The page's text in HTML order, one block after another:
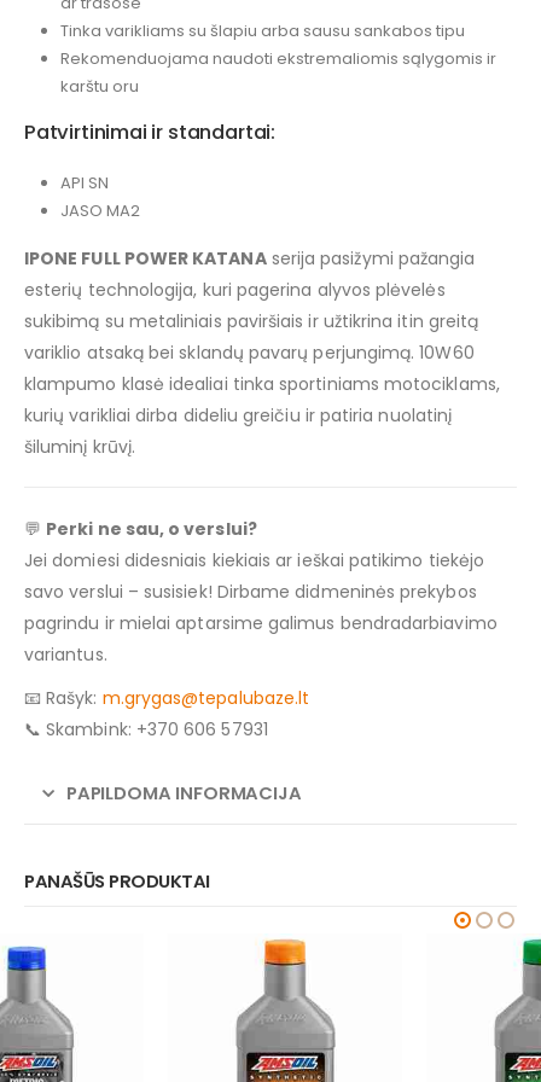
Tinka varikliams su šlapiu arba sausu sankabos tipu
Rekomenduojama naudoti ekstremaliomis sąlygomis ir
karštu oru
Patvirtinimai ir standartai:
API SN
JASO MA2
IPONE FULL POWER KATANAserija pasižymi pažangia
esterių technologija, kuri pagerina alyvos plėvelės
sukibimą su metaliniais paviršiais ir užtikrina itin greitą
variklio atsaką bei sklandų pavarų perjungimą. 10W60
klampumo klasė idealiai tinka sportiniams motociklams,
kurių varikliai dirba dideliu greičiu ir patiria nuolatinį
šiluminį krūvį.
💬 Perki ne sau, o verslui?
Jei domiesi didesniais kiekiais ar ieškai patikimo tiekėjo
savo verslui – susisiek! Dirbame didmeninės prekybos
pagrindu ir mielai aptarsime galimus bendradarbiavimo
variantus.
📧 Rašyk: m.grygas@tepalubaze.lt
📞 Skambink: +370 606 57931
PAPILDOMA INFORMACIJA
PANAŠŪS PRODUKTAI